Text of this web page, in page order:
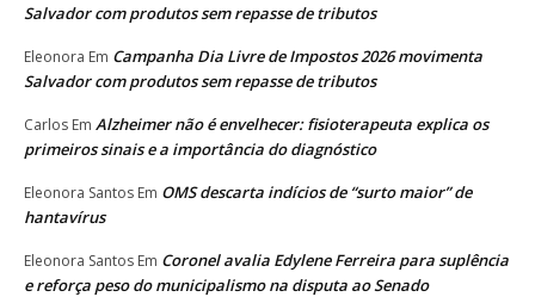
Salvador com produtos sem repasse de tributos
Eleonora Em Campanha Dia Livre de Impostos 2026 movimenta
Salvador com produtos sem repasse de tributos
Carlos Em Alzheimer não é envelhecer: fisioterapeuta explica os
primeiros sinais e a importância do diagnóstico
Eleonora Santos Em OMS descarta indícios de “surto maior” de
hantavírus
Eleonora Santos Em Coronel avalia Edylene Ferreira para suplência
e reforça peso do municipalismo na disputa ao Senado